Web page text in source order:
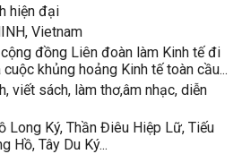
hiện đại
Vietnam
đồng Liên đoàn làm Kinh tế đi
khủng hoảng Kinh tế toàn cầu...
viết sách, làm thơ,âm nhạc, diễn
Long Ký, Thần Điêu Hiệp Lữ, Tiếu
Hồ, Tây Du Ký...